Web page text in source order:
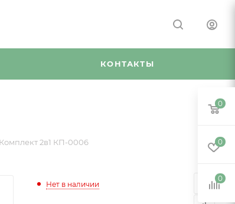
КОНТАКТЫ
Комплект 2в1 КП-0006
Нет в наличии
0
0
0